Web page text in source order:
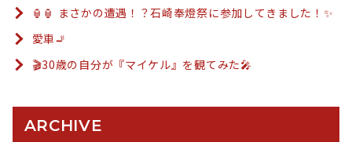
🏮🏮 まさかの遭遇！？石崎奉燈祭に参加してきました！✨
愛車🚬
🎬30歳の自分が『マイケル』を観てみた🎤
ARCHIVE